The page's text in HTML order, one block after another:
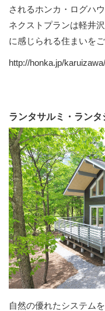
されるホンカ・ログハウ
ネクストプランは軽井
に感じられる住まいをご
http://honka.jp/karuizawa/
ランタサルミ・ランタ
自然の優れたシステム